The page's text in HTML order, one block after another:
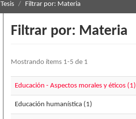
Tesis Filtrar por: Materia
Filtrar por: Materia
Mostrando ítems 1-5 de 1
Educación - Aspectos morales y éticos (1)
Educación humanística (1)